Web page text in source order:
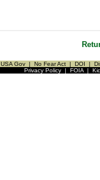
USA Gov | No Fear Act | DOI |
Privacy Policy| FOIA|